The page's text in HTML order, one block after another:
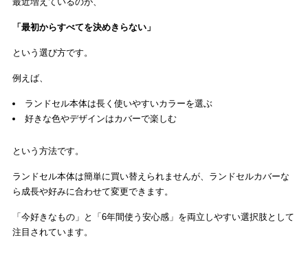
「最初からすべてを決めきらない」
という選び方です。
例えば、
ランドセル本体は長く使いやすいカラーを選ぶ
好きな色やデザインはカバーで楽しむ
という方法です。
ランドセル本体は簡単に買い替えられませんが、ランドセルカバーな
ら成長や好みに合わせて変更できます。
「今好きなもの」と「6年間使う安心感」を両立しやすい選択肢として
注目されています。